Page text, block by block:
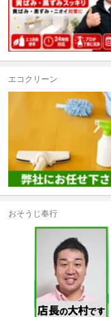
エコクリーン
おそうじ奉行